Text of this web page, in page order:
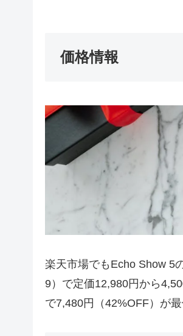
価格情報
楽天市場でもEcho Show 5
9）で定価12,980円から
で7,480円（42%OFF）が